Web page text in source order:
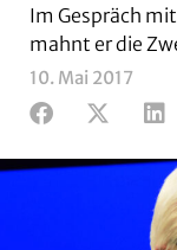
Im Gespräch
mahnt er die
10. Mai 2017